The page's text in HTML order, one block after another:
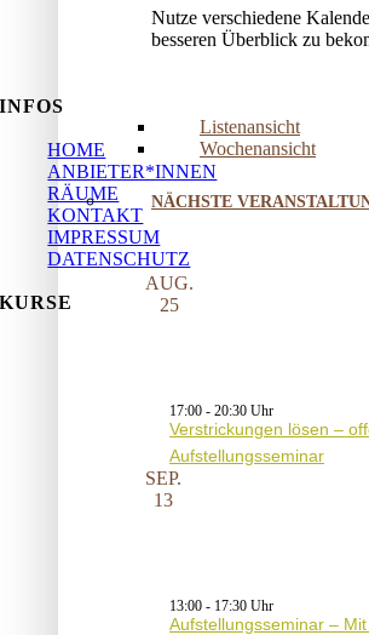
Nutze verschiedene
besseren Überblick zu
Listenansicht
Wochenansicht
NÄCHSTE
AUG.
25
17:00 - 20:30
Verstrickungen lösen –
Aufstellungsseminar
SEP.
13
13:00 - 17:30
Aufstellungsseminar –
INFOS
HOME
ANBIETER*INNEN
RÄUME
KONTAKT
IMPRESSUM
DATENSCHUTZ
KURSE